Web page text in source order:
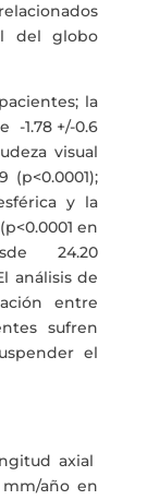
del globo
la
-1.78 +/-0.6
visual
(p<0.0001);
y la
en
24.20
análisis de
entre
sufren
el
axial
año en